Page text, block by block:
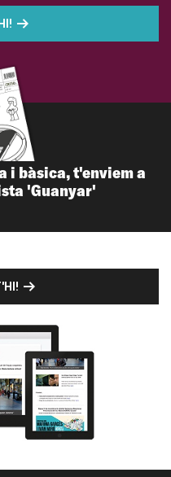
i bàsica, t'enviem a
'Guanyar'